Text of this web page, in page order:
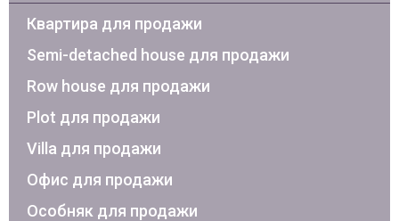
Квартира для продажи
Semi-detached house для продажи
Row house для продажи
Plot для продажи
Villa для продажи
Офис для продажи
Особняк для продажи